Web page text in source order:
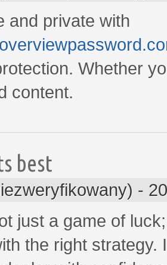
and private with
Whether
content.
best
-
just a game of
the right